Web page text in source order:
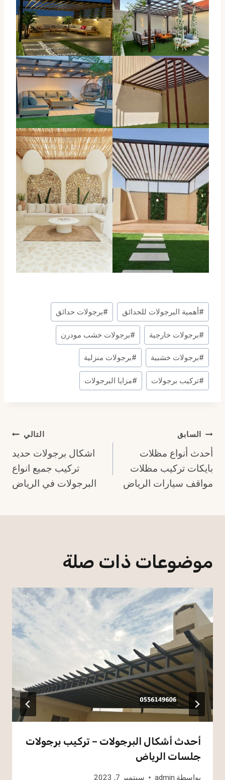
وسوم
المقال:
#أهمية البرجولات للحدائق #برجولات حدائق
#برجولات خارجية #برجولات خشب مودرن
#برجولات خشبية #برجولات منزلية
#تركيب برجولات #مزايا البرجولات
تصفّح
المقالات
السابق
أحدث أنواع مظلات
بايكات تركيب مظلات
مواقف سيارات الرياض
التالي
اشكال برجولات حديد
تركيب جميع انواع
البرجولات في الرياض
موضوعات ذات صلة
أحدث أشكال البرجولات – تركيب برجولات
جلسات الرياض
بواسطة admin سبتمبر 7, 2023